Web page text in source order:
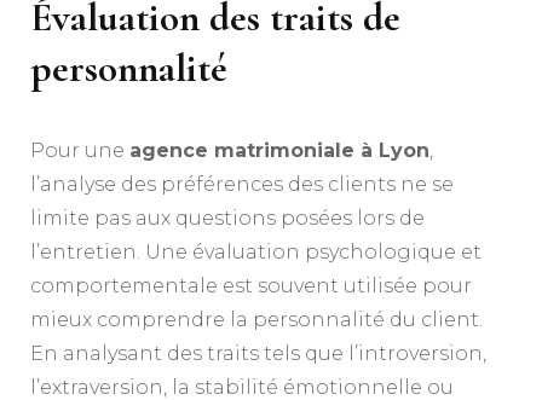
Évaluation des traits de
personnalité
Pour une agence matrimoniale à Lyon
l’analyse des préférences des clients ne se
limite pas aux questions posées lors de
l’entretien. Une évaluation psychologique et
comportementale est souvent utilisée pour
mieux comprendre la personnalité du client.
En analysant des traits tels que l’introversion,
l’extraversion, la stabilité émotionnelle ou